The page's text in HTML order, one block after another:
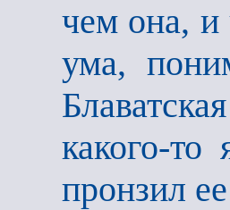
чем она, и
ума,
какого-
пронзил